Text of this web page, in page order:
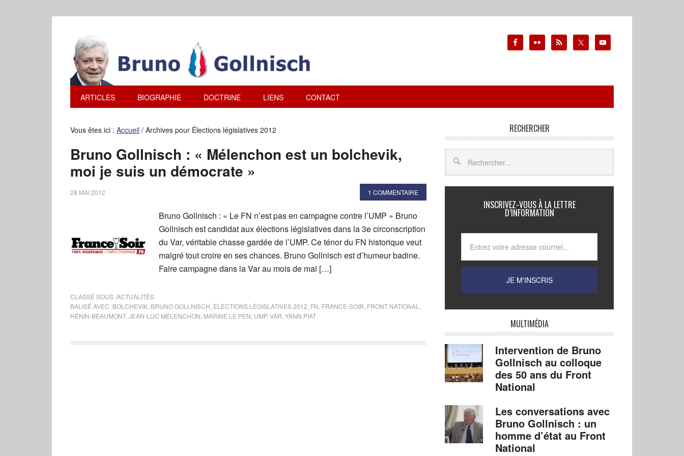
ARTICLES BIOGRAPHIE DOCTRINE LIENS CONTACT
Vous êtes ici : Accueil / Archives pour Élections législatives 2012
Bruno Gollnisch : « Mélenchon est un bolchevik,
moi je suis un démocrate »
28 MAI 2012 1 COMMENTAIRE
Bruno Gollnisch : « Le FN n’est pas en campagne contre l’UMP » Bruno
Gollnisch est candidat aux élections législatives dans la 3e circonscription
du Var, véritable chasse gardée de l’UMP. Ce ténor du FN historique veut
malgré tout croire en ses chances. Bruno Gollnisch est d’humeur badine.
Faire campagne dans la Var au mois de mai […]
CLASSÉ SOUS :ACTUALITÉS
BALISÉ AVEC :BOLCHEVIK BRUNO GOLLNISCH ÉLECTIONS LÉGISLATIVES 2012 FN FRANCE-SOIR FRONT NATIONAL
HÉNIN-BEAUMONT, JEAN-LUC MÉLENCHON MARINE LE PEN UMP, VAR YANN PIAT
RECHERCHER
INSCRIVEZ-VOUS À LA LETTRE
D’INFORMATION
MULTIMÉDIA
Intervention de Bruno
Gollnisch au colloque
des 50 ans du Front
National
Les conversations avec
Bruno Gollnisch : un
homme d’état au Front
National